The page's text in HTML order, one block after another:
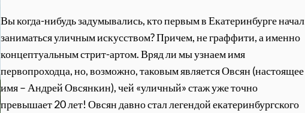
Вы когда-нибудь задумывались, кто первым в Екатеринбурге начал
заниматься уличным искусством? Причем, не граффити, а именно
концептуальным стрит-артом. Вряд ли мы узнаем имя
первопроходца, но, возможно, таковым является Овсян (настоящее
имя – Андрей Овсянкин), чей «уличный» стаж уже точно
превышает 20 лет! Овсян давно стал легендой екатеринбургского